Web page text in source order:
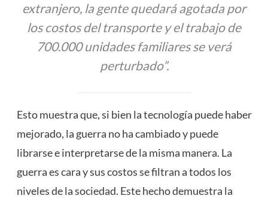
extranjero, la gente quedará agotada por
los costos del transporte y el trabajo de
700.000 unidades familiares se verá
perturbado”.
Esto muestra que, si bien la tecnología puede haber
mejorado, la guerra no ha cambiado y puede
librarse e interpretarse de la misma manera. La
guerra es cara y sus costos se filtran a todos los
niveles de la sociedad. Este hecho demuestra la